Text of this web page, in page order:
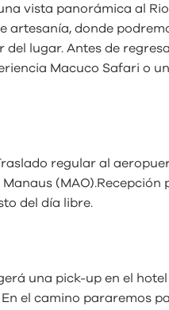
vista panorámica al
artesanía, donde
lugar. Antes de
Macuco Safari o
regular al
(MAO).Recepción
del día libre.
una pick-up en el
el camino pararemos